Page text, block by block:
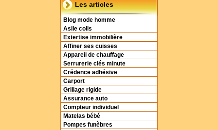
Les articles
Blog mode homme
Asile colis
Extertise immobilière
Affiner ses cuisses
Appareil de chauffage
Serrurerie clés minute
Crédence adhésive
Carport
Grillage rigide
Assurance auto
Compteur individuel
Matelas bébé
Pompes funèbres